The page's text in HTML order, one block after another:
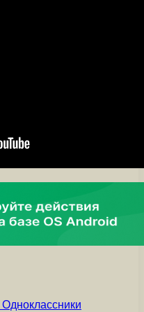
Одноклассники